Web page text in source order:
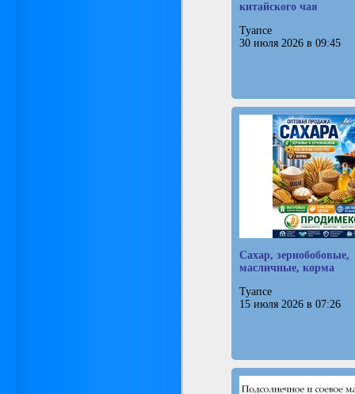
китайского чая
Туапсе
30 июля 2026 в 09:45
Сахар, зернобобовые,
масличные, корма
Туапсе
15 июля 2026 в 07:26